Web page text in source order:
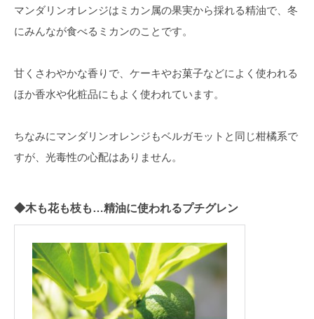
マンダリンオレンジはミカン属の果実から採れる精油で、冬
にみんなが食べるミカンのことです。
甘くさわやかな香りで、ケーキやお菓子などによく使われる
ほか香水や化粧品にもよく使われています。
ちなみにマンダリンオレンジもベルガモットと同じ柑橘系で
すが、光毒性の心配はありません。
◆木も花も枝も…精油に使われるプチグレン